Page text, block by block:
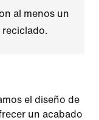
al menos un
el diseño de
un acabado